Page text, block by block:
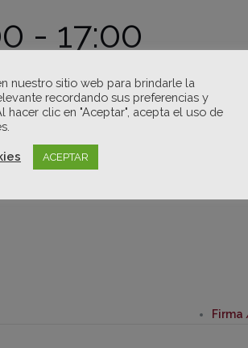
- 17:00
Firma
nuestro sitio web para brindarle la
recordando sus preferencias y
hacer clic en "Aceptar", acepta el uso de
ACEPTAR